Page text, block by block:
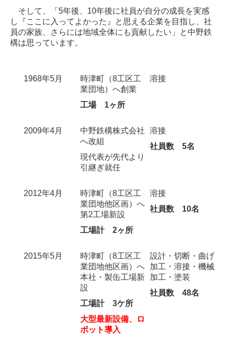
そして、「5年後、10年後に社員が自分の成長を実感
し『ここに入ってよかった』と思える企業を目指し、 社
員の家族、さらには地域全体にも貢献したい」と中野鉄
構は思っています。
1968年5月
時津町（8工区工
業団地）へ創業
工場 1ヶ所
溶接
2009年4月
中野鉄構株式会社
へ改組
現代表が先代より
引継ぎ就任
溶接
社員数 5名
2012年4月
時津町（8工区工
業団地他区画）へ
第2工場新設
工場計 2ヶ所
溶接
社員数 10名
2015年5月
時津町（8工区工
業団地他区画）へ
本社・製缶工場新
設
工場計 3ケ所
大型最新設備、ロ
ボット導入
設計・切断・曲げ
加工・溶接・機械
加工・塗装
社員数 48名